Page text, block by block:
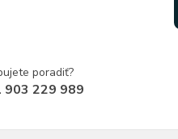
poradiť?
903 229 989